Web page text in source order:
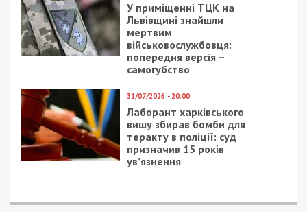
У приміщенні ТЦК на
Львівщині знайшли
мертвим
військовослужбовця:
попередня версія –
самогубство
31/07/2026 - 20:00
Лаборант харківського
вишу збирав бомби для
теракту в поліції: суд
призначив 15 років
ув’язнення